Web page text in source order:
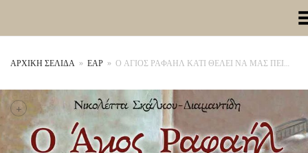
Toggle
ΑΡΧΙΚΉ ΣΕΛΊΔΑ » ΕΑΡ » Ο ΑΓΙΟΣ ΡΑΦΑΗΛ ΚΑΤΙ ΘΕΛΕΙ ΝΑ ΜΑΣ ΠΕΙ…
+